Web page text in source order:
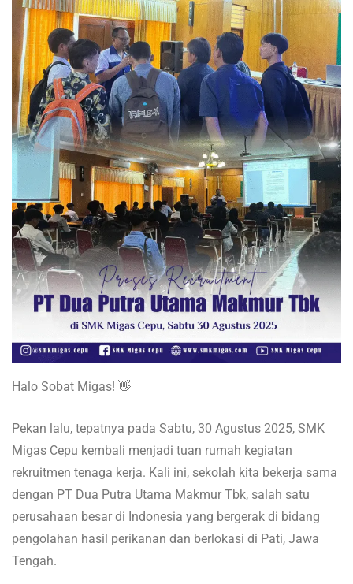
Halo Sobat Migas! 👋
Pekan lalu, tepatnya pada Sabtu, 30 Agustus 2025, SMK
Migas Cepu kembali menjadi tuan rumah kegiatan
rekruitmen tenaga kerja. Kali ini, sekolah kita bekerja sama
dengan PT Dua Putra Utama Makmur Tbk, salah satu
perusahaan besar di Indonesia yang bergerak di bidang
pengolahan hasil perikanan dan berlokasi di Pati, Jawa
Tengah.